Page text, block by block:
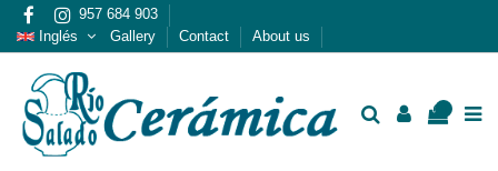
957 684 903
Inglés
Gallery Contact About us